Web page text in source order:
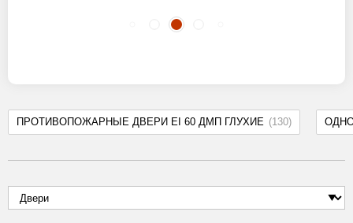
ПРОТИВОПОЖАРНЫЕ ДВЕРИ EI 60 ДМП ГЛУХИЕ (130)